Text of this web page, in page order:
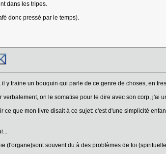
dans les tripes.
donc pressé par le temps).
y traine un bouquin qui parle de ce genre de choses, en
on le somatise pour le dire avec son corp, j'ai
que mon livre disait à ce sujet: c'est d'une simplicité
(l'organe)sont souvent du à des problèmes de foi